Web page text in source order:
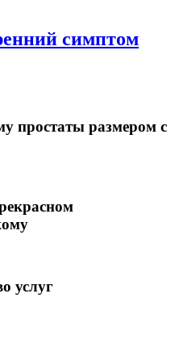
симптом
простаты размером с
услуг